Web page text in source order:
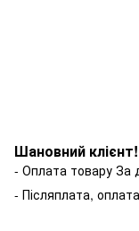
Шановний клієнт!
- Оплата товару За
- Післяплата,